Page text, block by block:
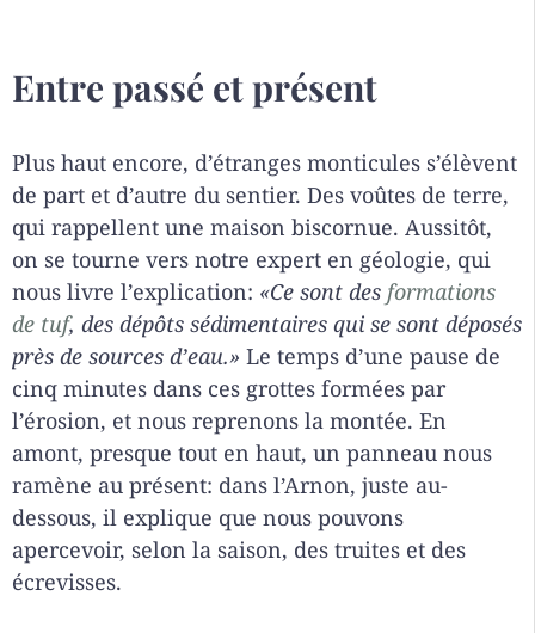
Entre passé et présent
Plus haut encore, d’étranges monticules s’élèvent
de part et d’autre du sentier. Des voûtes de terre,
qui rappellent une maison biscornue. Aussitôt,
on se tourne vers notre expert en géologie, qui
nous livre l’explication: «Ce sont des formations
de tuf, des dépôts sédimentaires qui se sont déposés
près de sources d’eau.» Le temps d’une pause de
cinq minutes dans ces grottes formées par
l’érosion, et nous reprenons la montée. En
amont, presque tout en haut, un panneau nous
ramène au présent: dans l’Arnon, juste au-
dessous, il explique que nous pouvons
apercevoir, selon la saison, des truites et des
écrevisses.